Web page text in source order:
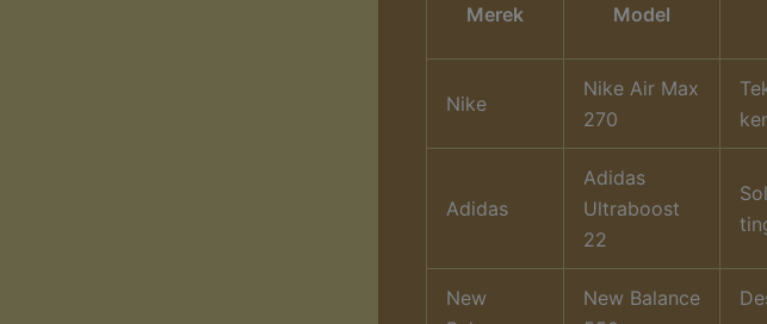
Merek Model
Nike
Nike Air Max
270
Adidas
Adidas
Ultraboost
22
New
New Balance